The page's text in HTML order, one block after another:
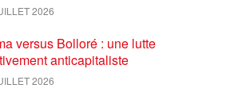
2026
versus Bolloré : une lutte
anticapitaliste
2026